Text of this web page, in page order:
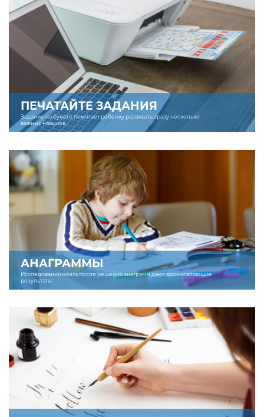
ПЕЧАТАЙТЕ ЗАДАНИЯ
Задание на бумаге помогает ребенку развивать сразу несколько
важных навыков.
АНАГРАММЫ
Исследования мозга после решения анаграмм дают вдохновляющие
результаты.